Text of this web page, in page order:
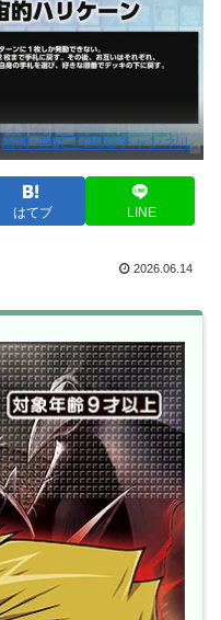
出典:遊戯王OCGチャンネル
はてブ LINE
2026.06.14